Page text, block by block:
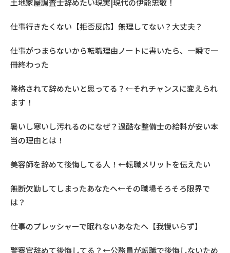
土地家屋調査士辞めたい現実|現代の伊能忠敬！
仕事行きたくない【拒否反応】無理してない？大丈夫？
仕事がつまらないから転職理由ノートに書いたら、一瞬で一
冊終わった
降格されて辞めたいと思ってる？←それチャンスに変えられ
ます！
暑いし寒いし汚れるのになぜ？過酷な整備士の給料が安い本
当の理由とは！
美容師を辞めて後悔してる人！←転職メリットを伝えたい
無断欠勤してしまったあなたへ←その職場そろそろ限界で
は？
仕事のプレッシャーで眠れないあなたへ【我慢いらず】
警察官辞めて後悔してる？←公務員が転職で後悔しないため